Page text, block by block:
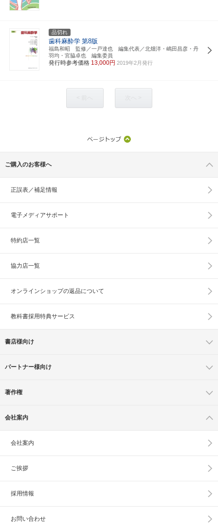
品切れ
歯科麻酔学 第8版
福島和昭 監修／一戸達也 編集代表／北畑洋・嶋田昌彦・丹
羽均・宮脇卓也 編集委員
発行時参考価格 13,000円 2019年2月発行
ご購入のお客様へ
正誤表／補足情報
電子メディアサポート
特約店一覧
協力店一覧
オンラインショップの返品について
教科書採用特典サービス
書店様向け
パートナー様向け
著作権
会社案内
会社案内
ご挨拶
採用情報
お問い合わせ